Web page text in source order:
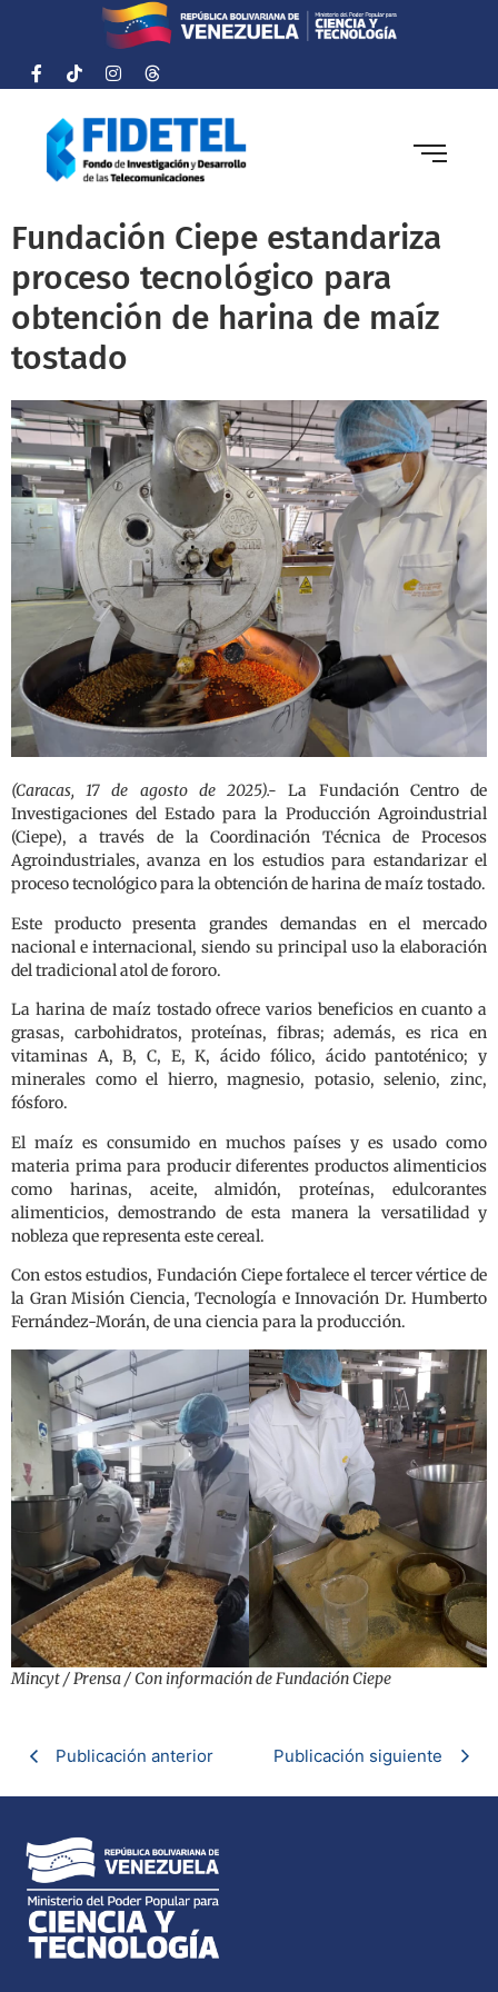
Fundación Ciepe estandariza
proceso tecnológico para
obtención de harina de maíz
tostado
(Caracas, 17 de agosto de 2025).- La Fundación Centro de
Investigaciones del Estado para la Producción Agroindustrial
(Ciepe), a través de la Coordinación Técnica de Procesos
Agroindustriales, avanza en los estudios para estandarizar el
proceso tecnológico para la obtención de harina de maíz tostado.
Este producto presenta grandes demandas en el mercado
nacional e internacional, siendo su principal uso la elaboración
del tradicional atol de fororo.
La harina de maíz tostado ofrece varios beneficios en cuanto a
grasas, carbohidratos, proteínas, fibras; además, es rica en
vitaminas A, B, C, E, K, ácido fólico, ácido pantoténico; y
minerales como el hierro, magnesio, potasio, selenio, zinc,
fósforo.
El maíz es consumido en muchos países y es usado como
materia prima para producir diferentes productos alimenticios
como harinas, aceite, almidón, proteínas, edulcorantes
alimenticios, demostrando de esta manera la versatilidad y
nobleza que representa este cereal.
Con estos estudios, Fundación Ciepe fortalece el tercer vértice de
la Gran Misión Ciencia, Tecnología e Innovación Dr. Humberto
Fernández-Morán, de una ciencia para la producción.
Mincyt / Prensa / Con información de Fundación Ciepe
Publicación anterior Publicación siguiente